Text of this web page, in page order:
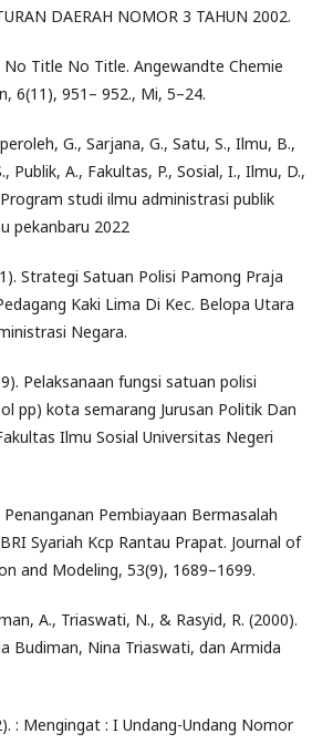
DAERAH NOMOR 3 TAHUN 2002.
No Title No Title. Angewandte Chemie
6(11), 951– 952., Mi, 5–24.
G., Sarjana, G., Satu, S., Ilmu, B.,
Publik, A., Fakultas, P., Sosial, I., Ilmu, D.,
studi ilmu administrasi publik
pekanbaru 2022
Strategi Satuan Polisi Pamong Praja
Kaki Lima Di Kec. Belopa Utara
Negara.
Pelaksanaan fungsi satuan polisi
pp) kota semarang Jurusan Politik Dan
Ilmu Sosial Universitas Negeri
Penanganan Pembiayaan Bermasalah
Syariah Kcp Rantau Prapat. Journal of
and Modeling, 53(9), 1689–1699.
A., Triaswati, N., & Rasyid, R. (2000).
Budiman, Nina Triaswati, dan Armida
: Mengingat : I Undang-Undang Nomor